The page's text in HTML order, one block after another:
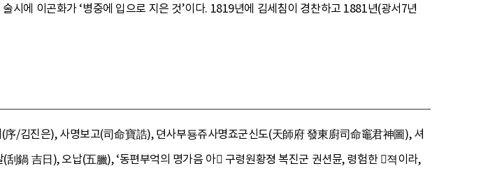
시에 이곤화가 ‘병중에 입으로 지은 것’이다. 1819년에 김세침이 경찬하고 1881년(광서7년
序/김진은), 사명보고(司命寶誥), 뎐사부둉쥬사명죠군신도(天師府 發東廚司命竈君神圖), 셔
鍋 吉日), 오납(五臘), ‘동편부억의 명가음 아 구령원황졍 복진군 권션뮨, 령험한 젹이라,